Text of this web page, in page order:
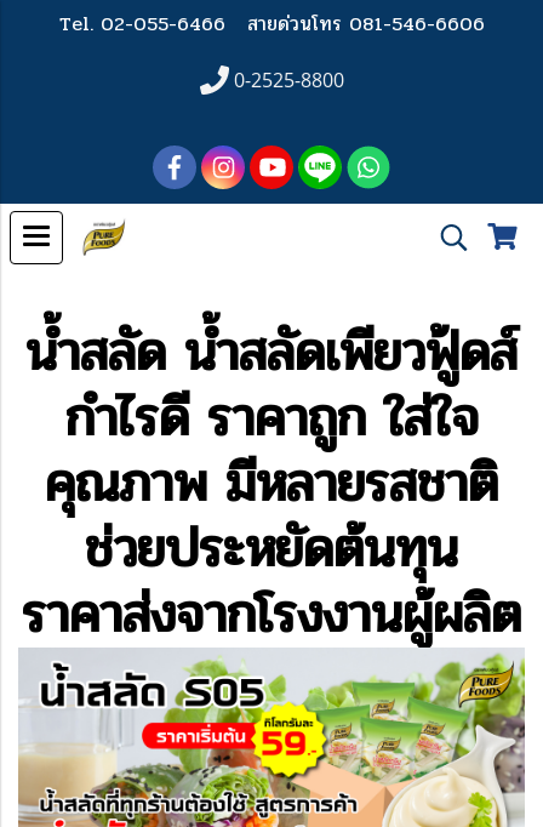
Tel. 02-055-6466 สายด่วนโทร 081-546-6606
0-2525-8800
น้ำสลัด น้ำสลัดเพียวฟู้ดส์
กำไรดี ราคาถูก ใส่ใจ
คุณภาพ มีหลายรสชาติ
ช่วยประหยัดต้นทุน
ราคาส่งจากโรงงานผู้ผลิต